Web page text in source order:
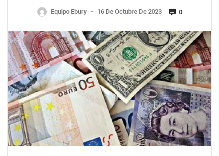
Equipo Ebury — 16 De Octubre De 2023 0